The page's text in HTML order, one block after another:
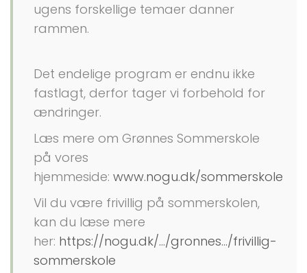
ugens forskellige temaer danner
rammen.
Det endelige program er endnu ikke
fastlagt, derfor tager vi forbehold for
ændringer.
Læs mere om Grønnes Sommerskole
på vores
hjemmeside: www.nogu.dk/sommerskole
Vil du være frivillig på sommerskolen,
kan du læse mere
her: https://nogu.dk/.../gronnes.../frivillig-
sommerskole